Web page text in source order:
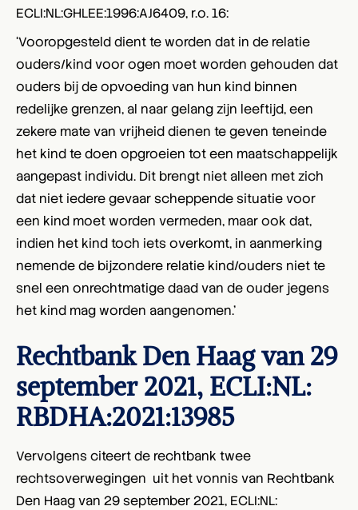
ECLI:NL:GHLEE:1996:AJ6409, r.o. 16:
‘Vooropgesteld dient te worden dat in de relatie
ouders/kind voor ogen moet worden gehouden dat
ouders bij de opvoeding van hun kind binnen
redelijke grenzen, al naar gelang zijn leeftijd, een
zekere mate van vrijheid dienen te geven teneinde
het kind te doen opgroeien tot een maatschappelijk
aangepast individu. Dit brengt niet alleen met zich
dat niet iedere gevaar scheppende situatie voor
een kind moet worden vermeden, maar ook dat,
indien het kind toch iets overkomt, in aanmerking
nemende de bijzondere relatie kind/ouders niet te
snel een onrechtmatige daad van de ouder jegens
het kind mag worden aangenomen.’
Rechtbank Den Haag van 29
september 2021, ECLI:NL:
RBDHA:2021:13985
Vervolgens citeert de rechtbank twee
rechtsoverwegingen uit het vonnis van Rechtbank
Den Haag van 29 september 2021, ECLI:NL: